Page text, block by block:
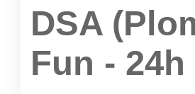
DSA
Fun -